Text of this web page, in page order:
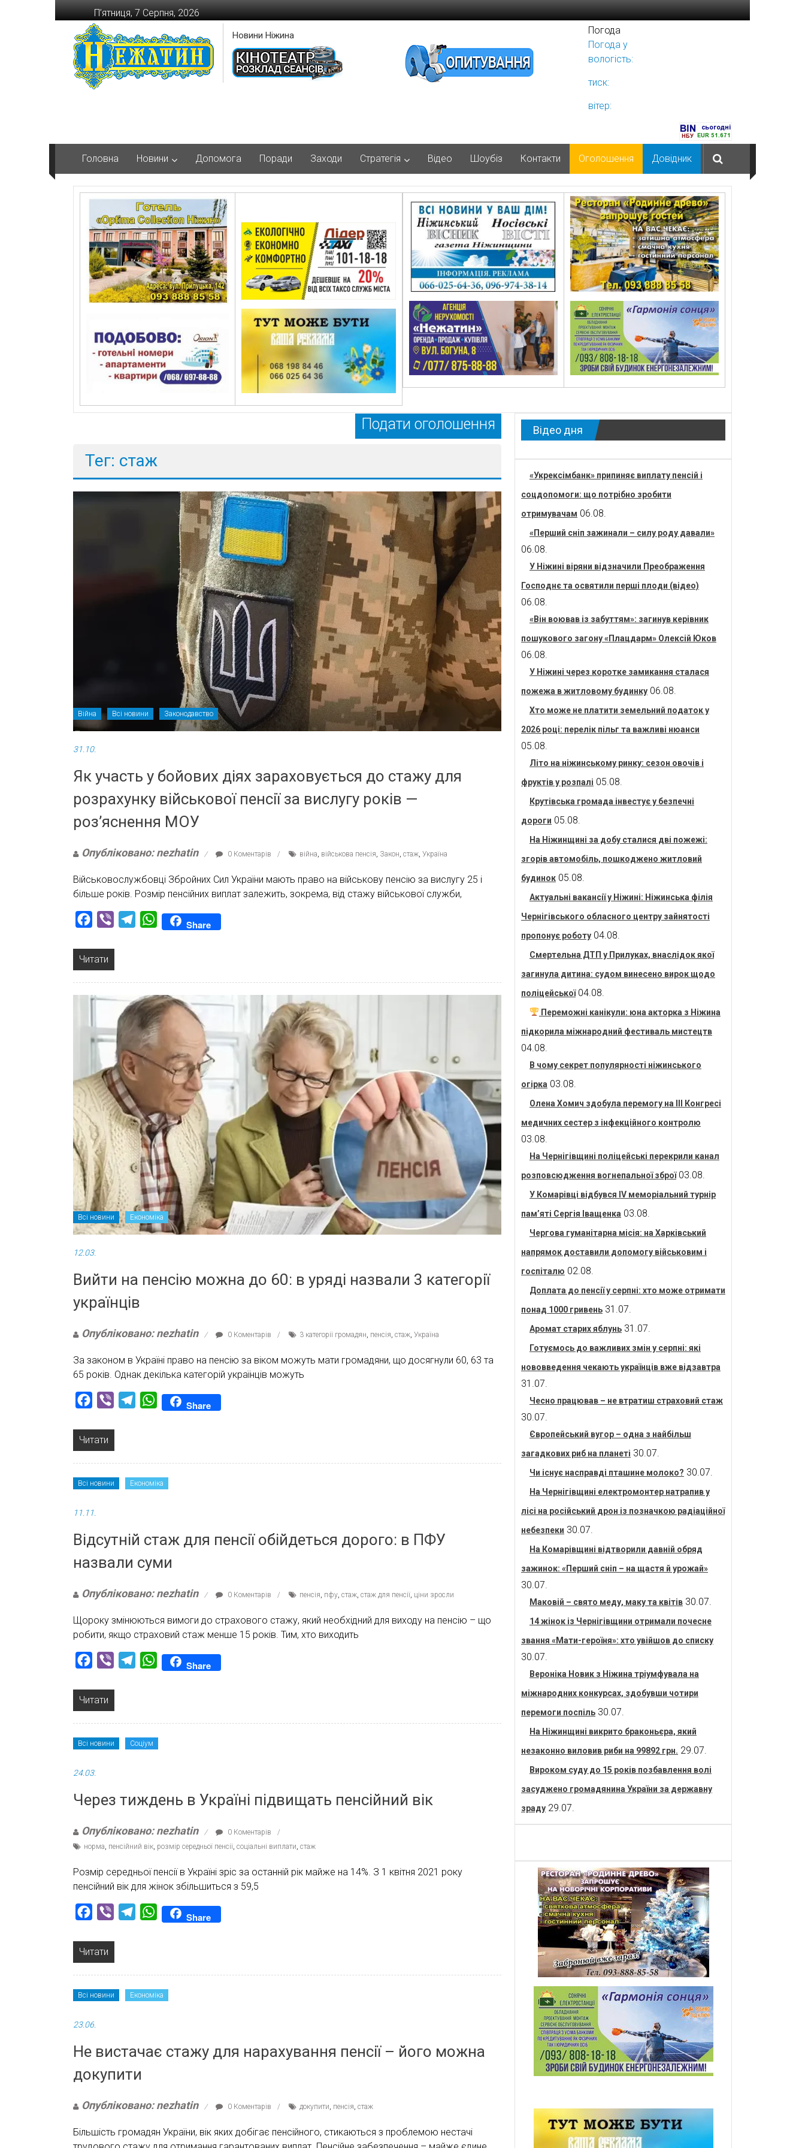
Перейти
до
вмісту
П’ятниця, 7 Серпня, 2026
Новини Ніжина
Погода
Погода у
вологість:
тиск:
вітер:
Головна Новини Допомога Поради Заходи Стратегія Відео Шоубіз Контакти Оголошення Довідник
Подати оголошення
Тег: стаж
Війна Всі новини Законодавство
31.10.
Як участь у бойових діях зараховується до стажу для
розрахунку військової пенсії за вислугу років —
роз’яснення МОУ
Опубліковано: nezhatin 0 Коментарів війна військова пенсія Закон стаж Україна
Військовослужбовці Збройних Сил України мають право на військову пенсію за вислугу 25 і
більше років. Розмір пенсійних виплат залежить, зокрема, від стажу військової служби,
Facebook
Viber TelegramWhatsAppShare
Читати
Всі новини Економіка
12.03.
Вийти на пенсію можна до 60: в уряді назвали 3 категорії
українців
Опубліковано: nezhatin 0 Коментарів 3 категорії громадян пенсія стаж Україна
За законом в Україні право на пенсію за віком можуть мати громадяни, що досягнули 60, 63 та
65 років. Однак декілька категорій українців можуть
Facebook
Viber TelegramWhatsAppShare
Читати
Всі новини Економіка
11.11.
Відсутній стаж для пенсії обійдеться дорого: в ПФУ
назвали суми
Опубліковано: nezhatin 0 Коментарів пенсія пфу стаж стаж для пенсії ціни зросли
Щороку змінюються вимоги до страхового стажу, який необхідний для виходу на пенсію – що
робити, якщо страховий стаж менше 15 років. Тим, хто виходить
Facebook
Viber TelegramWhatsAppShare
Читати
Всі новини Соціум
24.03.
Через тиждень в Україні підвищать пенсійний вік
Опубліковано: nezhatin
0 Коментарів
норма пенсійний вік розмір середньої пенсії соціальні виплати стаж
Розмір середньої пенсії в Україні зріс за останній рік майже на 14%. З 1 квітня 2021 року
пенсійний вік для жінок збільшиться з 59,5
Facebook
Viber TelegramWhatsAppShare
Читати
Всі новини Економіка
23.06.
Не вистачає стажу для нарахування пенсії – його можна
докупити
Опубліковано: nezhatin 0 Коментарів докупити пенсія стаж
Більшість громадян України, вік яких добігає пенсійного, стикаються з проблемою нестачі
Відео дня
«Укрексімбанк» припиняє виплату пенсій і
соцдопомоги: що потрібно зробити
отримувачам 06.08.
«Перший сніп зажинали – силу роду давали»
06.08.
У Ніжині віряни відзначили Преображення
Господнє та освятили перші плоди (відео)
06.08.
«Він воював із забуттям»: загинув керівник
пошукового загону «Плацдарм» Олексій Юков
06.08.
У Ніжині через коротке замикання сталася
пожежа в житловому будинку 06.08.
Хто може не платити земельний податок у
2026 році: перелік пільг та важливі нюанси
05.08.
Літо на ніжинському ринку: сезон овочів і
фруктів у розпалі 05.08.
Крутівська громада інвестує у безпечні
дороги 05.08.
На Ніжинщині за добу сталися дві пожежі:
згорів автомобіль, пошкоджено житловий
будинок 05.08.
Актуальні вакансії у Ніжині: Ніжинська філія
Чернігівського обласного центру зайнятості
пропонує роботу 04.08.
Смертельна ДТП у Прилуках, внаслідок якої
загинула дитина: судом винесено вирок щодо
поліцейської 04.08.
Переможні канікули: юна акторка з Ніжина
підкорила міжнародний фестиваль мистецтв
04.08.
В чому секрет популярності ніжинського
огірка 03.08.
Олена Хомич здобула перемогу на ІІІ Конгресі
медичних сестер з інфекційного контролю
03.08.
На Чернігівщині поліцейські перекрили канал
розповсюдження вогнепальної зброї 03.08.
У Комарівці відбувся IV меморіальний турнір
пам’яті Сергія Іващенка 03.08.
Чергова гуманітарна місія: на Харківський
напрямок доставили допомогу військовим і
госпіталю 02.08.
Доплата до пенсії у серпні: хто може отримати
понад 1000 гривень 31.07.
Аромат старих яблунь 31.07.
Готуємось до важливих змін у серпні: які
нововведення чекають українців вже відзавтра
31.07.
Чесно працював – не втратиш страховий стаж
30.07.
Європейський вугор – одна з найбільш
загадкових риб на планеті 30.07.
Чи існує насправді пташине молоко? 30.07.
На Чернігівщині електромонтер натрапив у
лісі на російський дрон із позначкою радіаційної
небезпеки 30.07.
На Комарівщині відтворили давній обряд
зажинок: «Перший сніп – на щастя й урожай»
30.07.
Маковій – свято меду, маку та квітів 30.07.
14 жінок із Чернігівщини отримали почесне
звання «Мати-героїня»: хто увійшов до списку
30.07.
Вероніка Новик з Ніжина тріумфувала на
міжнародних конкурсах, здобувши чотири
перемоги поспіль 30.07.
На Ніжинщині викрито браконьєра, який
незаконно виловив риби на 99892 грн. 29.07.
Вироком суду до 15 років позбавлення волі
засуджено громадянина України за державну
зраду 29.07.